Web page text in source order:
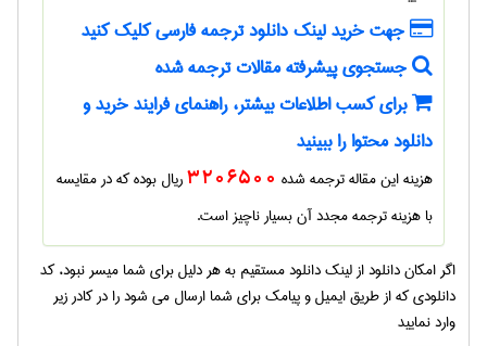
جهت خرید لینک دانلود ترجمه فارسی کلیک کنید
جستجوی پیشرفته مقالات ترجمه شده
برای کسب اطلاعات بیشتر، راهنمای فرایند خرید و
دانلود محتوا را ببینید
هزینه این مقاله ترجمه شده 3206500ریال بوده که در مقایسه
با هزینه ترجمه مجدد آن بسیار ناچیز است.
اگر امکان دانلود از لینک دانلود مستقیم به هر دلیل برای شما میسر نبود، کد
دانلودی که از طریق ایمیل و پیامک برای شما ارسال می شود را در کادر زیر
وارد نمایید